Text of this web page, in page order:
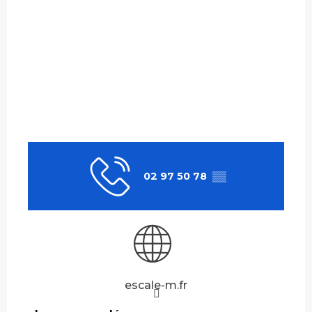
02 97 50 78 ▒▒
escale-m.fr